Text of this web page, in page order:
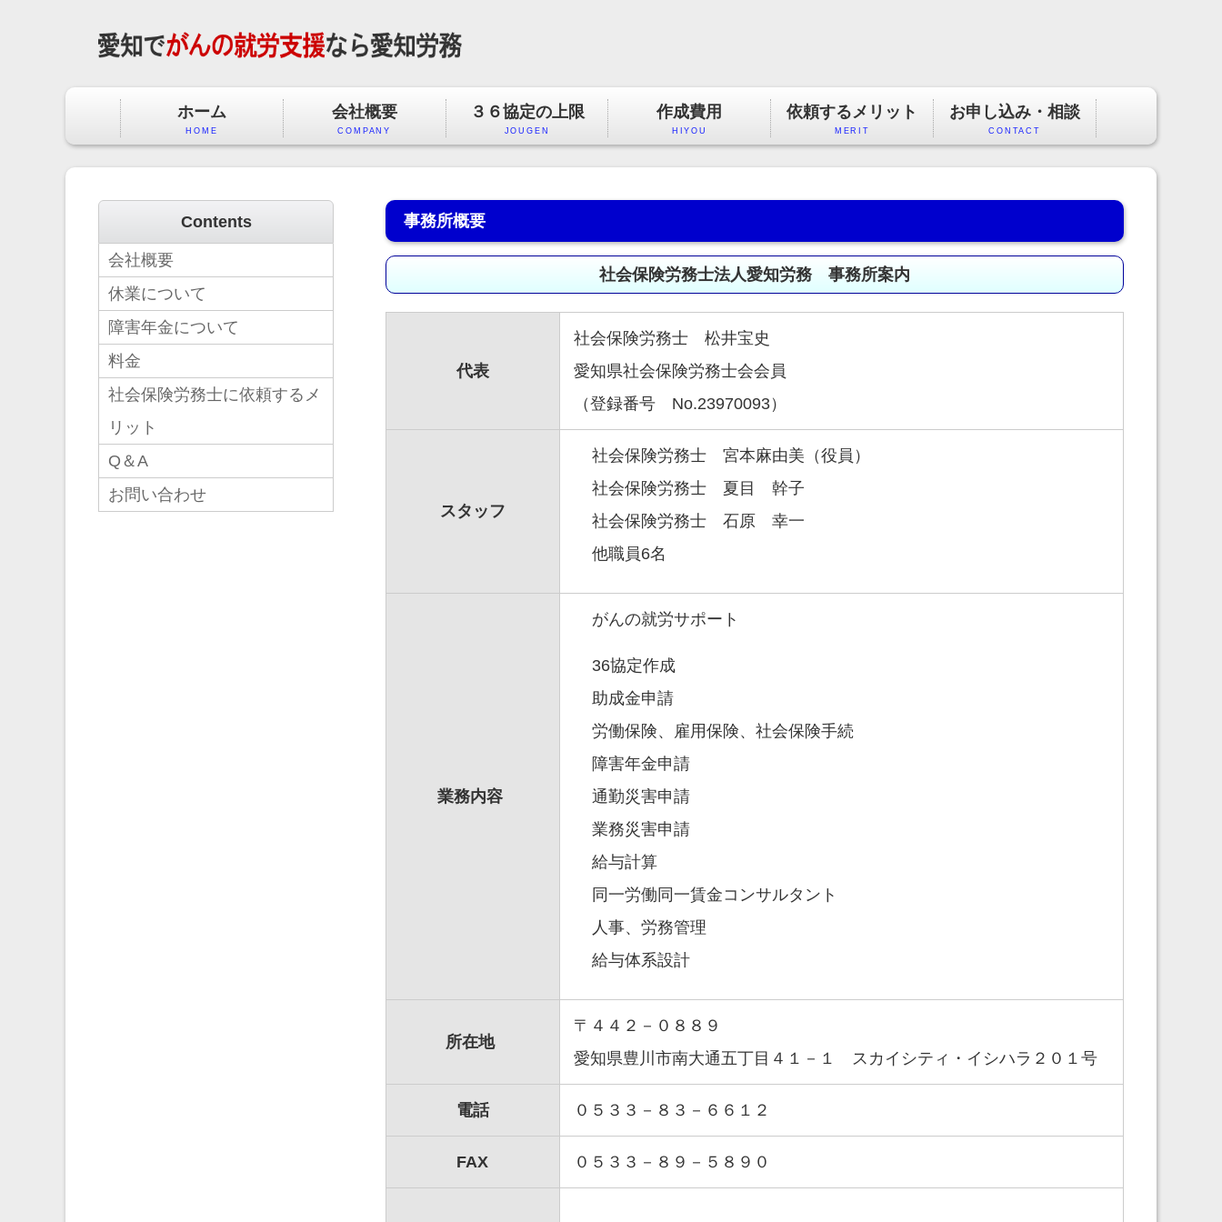
ホーム
HOME
会社概要
COMPANY
３６協定の上限
JOUGEN
作成費用
HIYOU
依頼するメリット
MERIT
お申し込み・相談
CONTACT
事務所概要
社会保険労務士法人愛知労務 事務所案内
代表
社会保険労務士 松井宝史
愛知県社会保険労務士会会員
（登録番号 No.23970093）
スタッフ
社会保険労務士 宮本麻由美（役員）
社会保険労務士 夏目 幹子
社会保険労務士 石原 幸一
他職員6名
業務内容
がんの就労サポート
36協定作成
助成金申請
労働保険、雇用保険、社会保険手続
障害年金申請
通勤災害申請
業務災害申請
給与計算
同一労働同一賃金コンサルタント
人事、労務管理
給与体系設計
所在地
〒４４２－０８８９
愛知県豊川市南大通五丁目４１－１ スカイシティ・イシハラ２０１号
電話 ０５３３－８３－６６１２
FAX ０５３３－８９－５８９０
Contents
会社概要
休業について
障害年金について
料金
社会保険労務士に依頼するメ
リット
Q＆A
お問い合わせ